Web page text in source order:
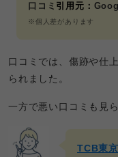
口コミ 引用元：
※個人差があります
口コミでは、傷跡や仕
られました。
一方で悪い口コミも見ら
TCB東